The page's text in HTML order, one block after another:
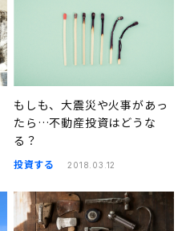
もしも、大震災や火事があっ
たら…不動産投資はどうな
る？
投資する 2018.03.12